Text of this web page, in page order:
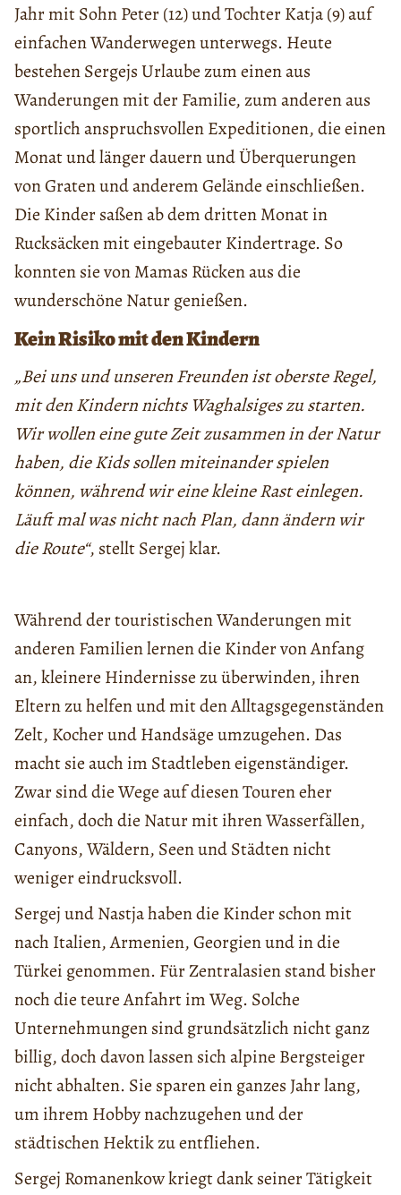
Jahr mit Sohn Peter (12) und Tochter Katja (9) auf
einfachen Wanderwegen unterwegs. Heute
bestehen Sergejs Urlaube zum einen aus
Wanderungen mit der Familie, zum anderen aus
sportlich anspruchsvollen Expeditionen, die einen
Monat und länger dauern und Überquerungen
von Graten und anderem Gelände einschließen.
Die Kinder saßen ab dem dritten Monat in
Rucksäcken mit eingebauter Kindertrage. So
konnten sie von Mamas Rücken aus die
wunderschöne Natur genießen.
Kein Risiko mit den Kindern
„Bei uns und unseren Freunden ist oberste Regel,
mit den Kindern nichts Waghalsiges zu starten.
Wir wollen eine gute Zeit zusammen in der Natur
haben, die Kids sollen miteinander spielen
können, während wir eine kleine Rast einlegen.
Läuft mal was nicht nach Plan, dann ändern wir
die Route“, stellt Sergej klar.
Während der touristischen Wanderungen mit
anderen Familien lernen die Kinder von Anfang
an, kleinere Hindernisse zu überwinden, ihren
Eltern zu helfen und mit den Alltagsgegenständen
Zelt, Kocher und Handsäge umzugehen. Das
macht sie auch im Stadtleben eigenständiger.
Zwar sind die Wege auf diesen Touren eher
einfach, doch die Natur mit ihren Wasserfällen,
Canyons, Wäldern, Seen und Städten nicht
weniger eindrucksvoll.
Sergej und Nastja haben die Kinder schon mit
nach Italien, Armenien, Georgien und in die
Türkei genommen. Für Zentralasien stand bisher
noch die teure Anfahrt im Weg. Solche
Unternehmungen sind grundsätzlich nicht ganz
billig, doch davon lassen sich alpine Bergsteiger
nicht abhalten. Sie sparen ein ganzes Jahr lang,
um ihrem Hobby nachzugehen und der
städtischen Hektik zu entfliehen.
Sergej Romanenkow kriegt dank seiner Tätigkeit